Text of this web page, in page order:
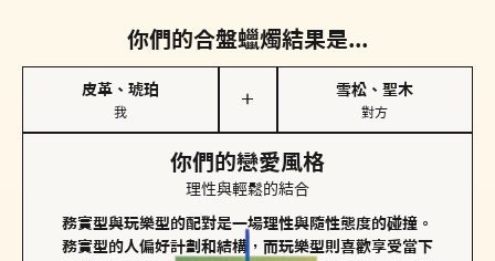
你們的合盤蠟燭結果是...
皮革、琥珀
我
＋
雪松、聖木
對方
你們的戀愛風格
理性與輕鬆的結合
務實型與玩樂型的配對是一場理性與隨性態度的碰撞。
務實型的人偏好計劃和結構，而玩樂型則喜歡享受當下